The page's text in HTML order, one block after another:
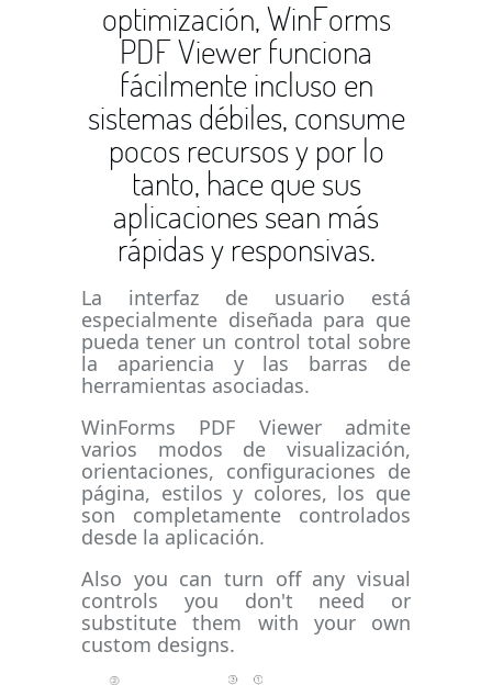
optimización, WinForms
PDF Viewer funciona
fácilmente incluso en
sistemas débiles, consume
pocos recursos y por lo
tanto, hace que sus
aplicaciones sean más
rápidas y responsivas.
La interfaz de usuario está
especialmente diseñada para que
pueda tener un control total sobre
la apariencia y las barras de
herramientas asociadas.
WinForms PDF Viewer admite
varios modos de visualización,
orientaciones, configuraciones de
página, estilos y colores, los que
son completamente controlados
desde la aplicación.
Also you can turn off any visual
controls you don't need or
substitute them with your own
custom designs.